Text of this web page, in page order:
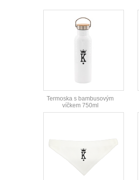
Termoska s bambusovým
víčkem 750ml